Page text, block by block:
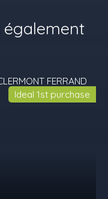
également
Ideal 1st purchase